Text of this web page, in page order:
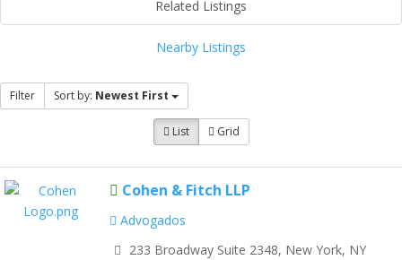
Related Listings
Nearby Listings
Filter Sort by: Newest First
List Grid
Cohen & Fitch LLP
Advogados
233 Broadway Suite 2348, New York, NY